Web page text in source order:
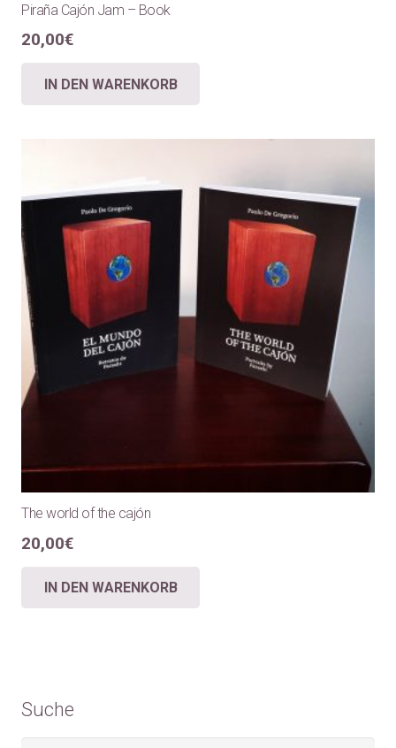
Piraña Cajón Jam – Book
20,00€
IN DEN WARENKORB
The world of the cajón
20,00€
IN DEN WARENKORB
Suche